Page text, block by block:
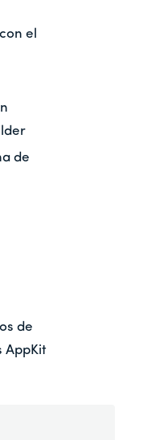
el
de
de
AppKit